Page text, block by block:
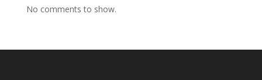
No comments to show.